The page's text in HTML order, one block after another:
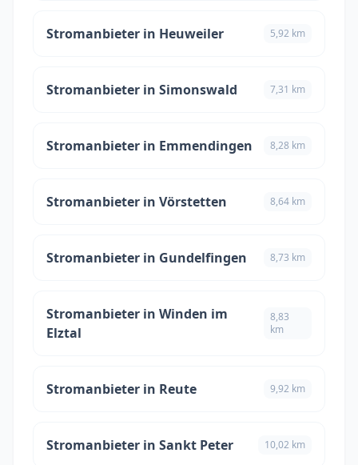
Stromanbieter in Heuweiler 5,92 km
Stromanbieter in Simonswald 7,31 km
Stromanbieter in Emmendingen 8,28 km
Stromanbieter in Vörstetten 8,64 km
Stromanbieter in Gundelfingen 8,73 km
Stromanbieter in Winden im
Elztal
8,83
km
Stromanbieter in Reute 9,92 km
Stromanbieter in Sankt Peter 10,02 km